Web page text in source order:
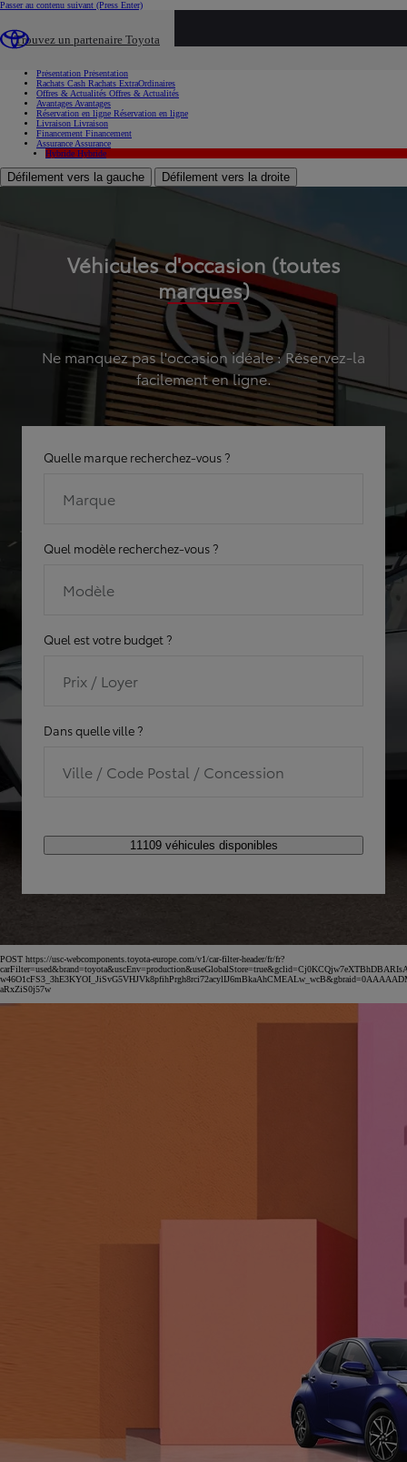
Passer au contenu suivant (Press Enter)
Trouvez un partenaire Toyota
Présentation Présentation
Rachats Cash Rachats ExtraOrdinaires
Offres & Actualités Offres & Actualités
Avantages Avantages
Réservation en ligne Réservation en ligne
Livraison Livraison
Financement Financement
Assurance Assurance
Hybride Hybride
Défilement vers la gauche Défilement vers la droite
Véhicules d'occasion (toutes
marques)
Ne manquez pas l'occasion idéale : Réservez-la
facilement en ligne.
Quelle marque recherchez-vous ?
Marque
Quel modèle recherchez-vous ?
Modèle
Quel est votre budget ?
Prix / Loyer
Dans quelle ville ?
Ville / Code Postal / Concession
11109 véhicules disponibles
POST https://usc-webcomponents.toyota-europe.com/v1/car-filter-header/fr/fr?
aRxZiS0j57w